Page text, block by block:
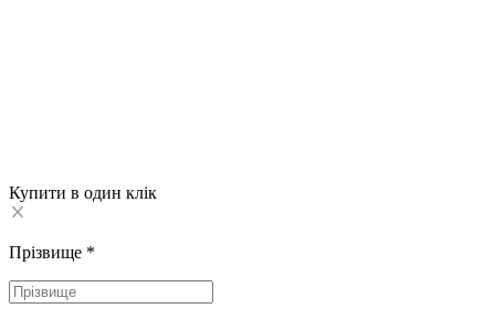
Купити в один клік
Прізвище *